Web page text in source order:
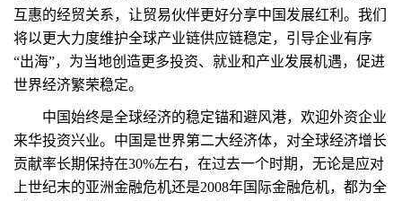
互惠的经贸关系，让贸易伙伴更好分享中国发展红利。我们
将以更大力度维护全球产业链供应链稳定，引导企业有序
“出海”，为当地创造更多投资、就业和产业发展机遇，促进
世界经济繁荣稳定。
中国始终是全球经济的稳定锚和避风港，欢迎外资企业
来华投资兴业。中国是世界第二大经济体，对全球经济增长
贡献率长期保持在30%左右，在过去一个时期，无论是应对
上世纪末的亚洲金融危机还是2008年国际金融危机，都为全